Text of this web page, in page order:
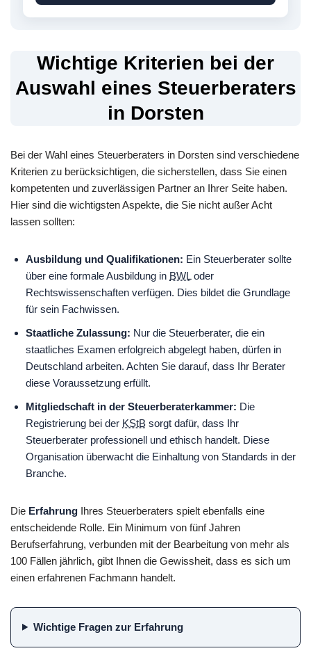
Wichtige Kriterien bei der
Auswahl eines Steuerberaters
in Dorsten
Bei der Wahl eines Steuerberaters in Dorsten sind verschiedene
Kriterien zu berücksichtigen, die sicherstellen, dass Sie einen
kompetenten und zuverlässigen Partner an Ihrer Seite haben.
Hier sind die wichtigsten Aspekte, die Sie nicht außer Acht
lassen sollten:
Ausbildung und Qualifikationen: Ein Steuerberater sollte
über eine formale Ausbildung in BWLoder
Rechtswissenschaften verfügen. Dies bildet die Grundlage
für sein Fachwissen.
Staatliche Zulassung: Nur die Steuerberater, die ein
staatliches Examen erfolgreich abgelegt haben, dürfen in
Deutschland arbeiten. Achten Sie darauf, dass Ihr Berater
diese Voraussetzung erfüllt.
Mitgliedschaft in der Steuerberaterkammer: Die
Registrierung bei der KStB sorgt dafür, dass Ihr
Steuerberater professionell und ethisch handelt. Diese
Organisation überwacht die Einhaltung von Standards in der
Branche.
Die Erfahrung Ihres Steuerberaters spielt ebenfalls eine
entscheidende Rolle. Ein Minimum von fünf Jahren
Berufserfahrung, verbunden mit der Bearbeitung von mehr als
100 Fällen jährlich, gibt Ihnen die Gewissheit, dass es sich um
einen erfahrenen Fachmann handelt.
Wichtige Fragen zur Erfahrung